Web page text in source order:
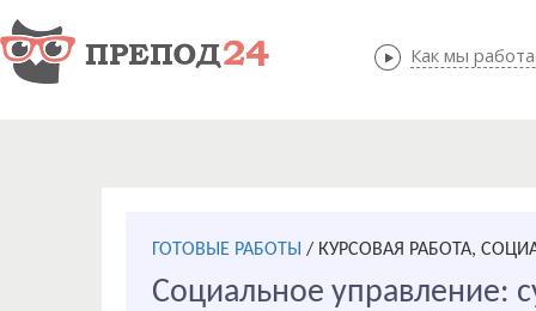
Как мы
Как мы
ГОТОВЫЕ РАБОТЫ / КУРСОВАЯ РАБОТА,
Социальное управление: